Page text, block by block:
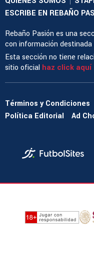
ESCRIBE EN REBAÑO
Rebaño Pasión es una
con información destinada
Esta sección no tiene
sitio oficial haz click aquí
Términos y Condiciones
Política Editorial
Ad